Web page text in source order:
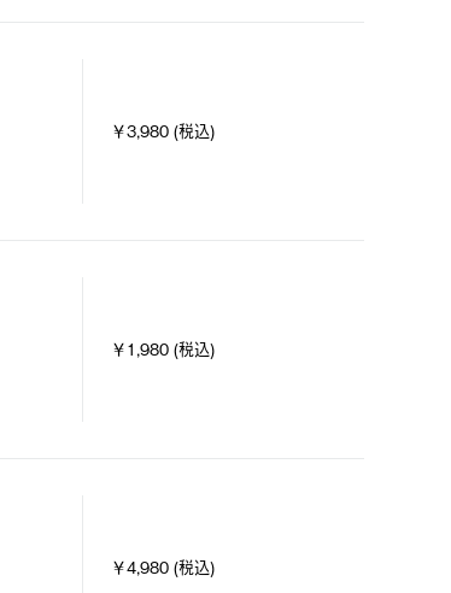
￥3,980 (税込)
￥1,980 (税込)
￥4,980 (税込)